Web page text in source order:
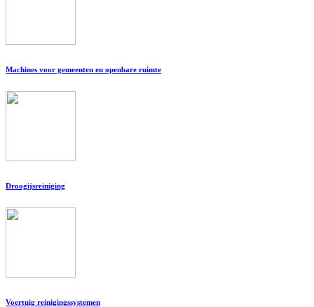
Machines voor gemeenten en openbare ruimte
Droogijsreiniging
Voertuig reinigingssystemen